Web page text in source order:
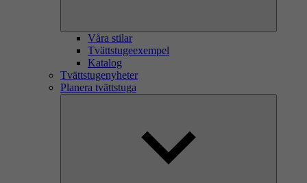
Våra stilar
Tvättstugeexempel
Katalog
Tvättstugenyheter
Planera tvättstuga